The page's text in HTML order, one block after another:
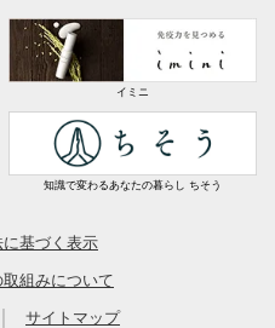
イミニ
知識で変わるあなたの暮らし ちそう
基づく表示
組みについて
サイトマップ